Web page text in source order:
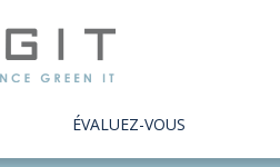
ÉVALUEZ-VOUS